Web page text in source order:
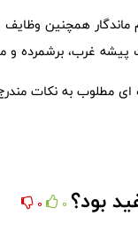
همچنین
پیشه غرب، برشمرده و
ای مطلوب به نکات
بود؟ 0
0